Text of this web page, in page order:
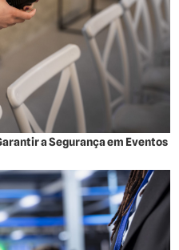
a Segurança em Eventos